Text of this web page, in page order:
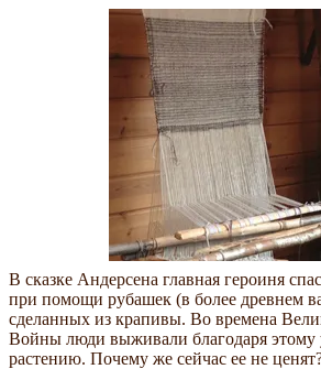
В сказке Андерсена главная героиня
при помощи рубашек (в более древнем
сделанных из крапивы. Во времена
Войны люди выживали благодаря этому
растению. Почему же сейчас ее не